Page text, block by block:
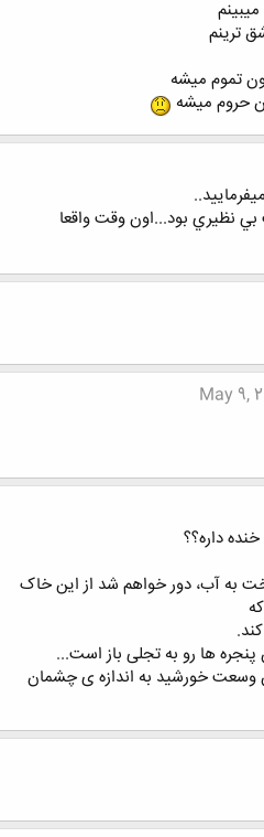
ترینم
تموم میشه
حروم میشه
نظيري بود...اون وقت واقعا
May 9,
خنده داره؟؟
به آب، دور خواهم شد از این خاک
ها رو به تجلی باز است...
خورشید به اندازه ی چشمان